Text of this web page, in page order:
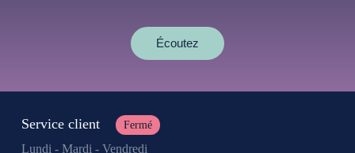
Écoutez
Service client Fermé
Lundi - Mardi - Vendredi